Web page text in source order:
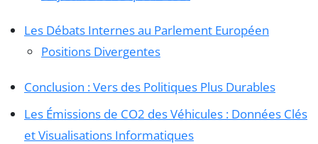
Les Débats Internes au Parlement Européen
Positions Divergentes
Conclusion : Vers des Politiques Plus Durables
Les Émissions de CO2 des Véhicules : Données Clés
et Visualisations Informatiques